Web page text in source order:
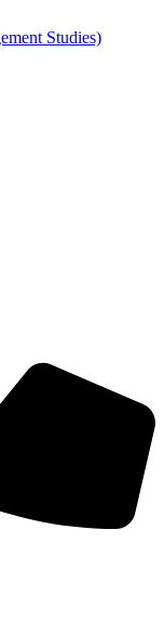
Studies)